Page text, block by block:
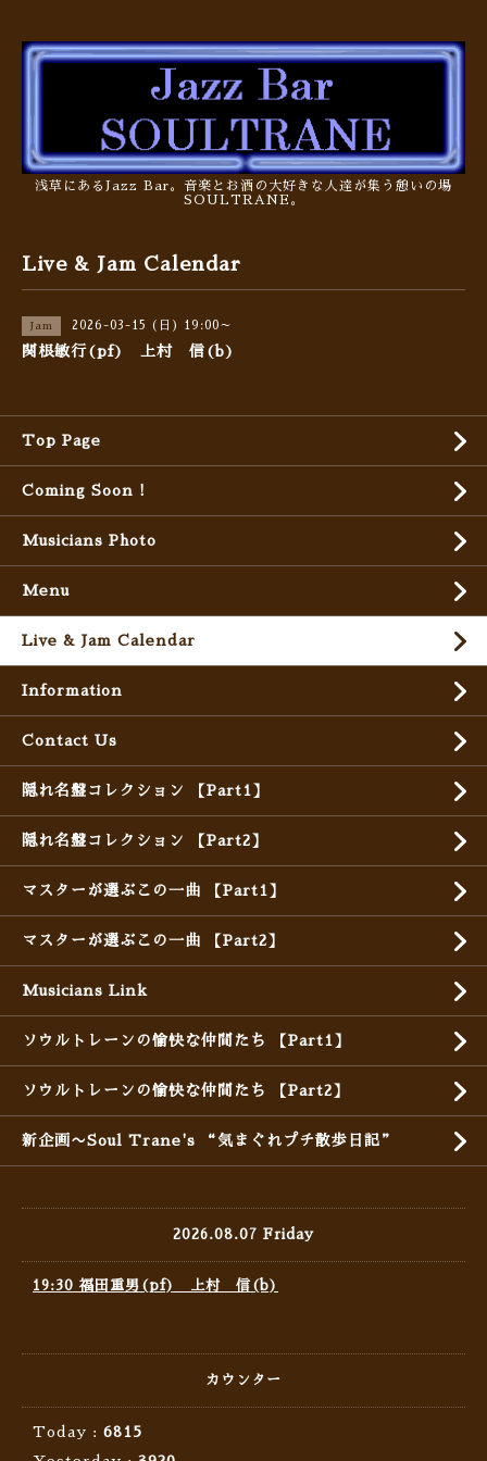
浅草にあるJazz Bar。音楽とお酒の大好きな人達が集う憩いの場
SOULTRANE。
Live & Jam Calendar
Jam 2026-03-15 (日) 19:00～
関根敏行(pf) 上村 信(b)
Top Page
Coming Soon !
Musicians Photo
Menu
Live & Jam Calendar
Information
Contact Us
隠れ名盤コレクション 【Part1】
隠れ名盤コレクション 【Part2】
マスターが選ぶこの一曲 【Part1】
マスターが選ぶこの一曲 【Part2】
Musicians Link
ソウルトレーンの愉快な仲間たち 【Part1】
ソウルトレーンの愉快な仲間たち 【Part2】
新企画〜Soul Trane's “気まぐれプチ散歩日記”
2026.08.07 Friday
19:30 福田重男(pf) 上村 信(b)
カウンター
Today : 6815